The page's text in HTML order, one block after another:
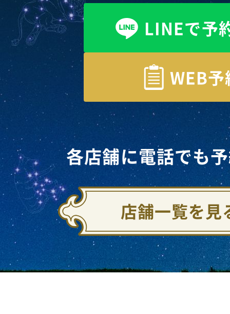
LINEで予
WEB予
各店舗に電話でも
店舗一覧を見